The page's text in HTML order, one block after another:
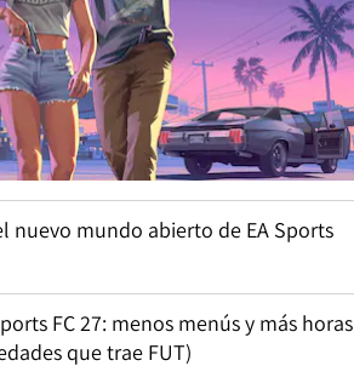
nuevo mundo abierto de EA Sports
FC 27: menos menús y más horas
que trae FUT)